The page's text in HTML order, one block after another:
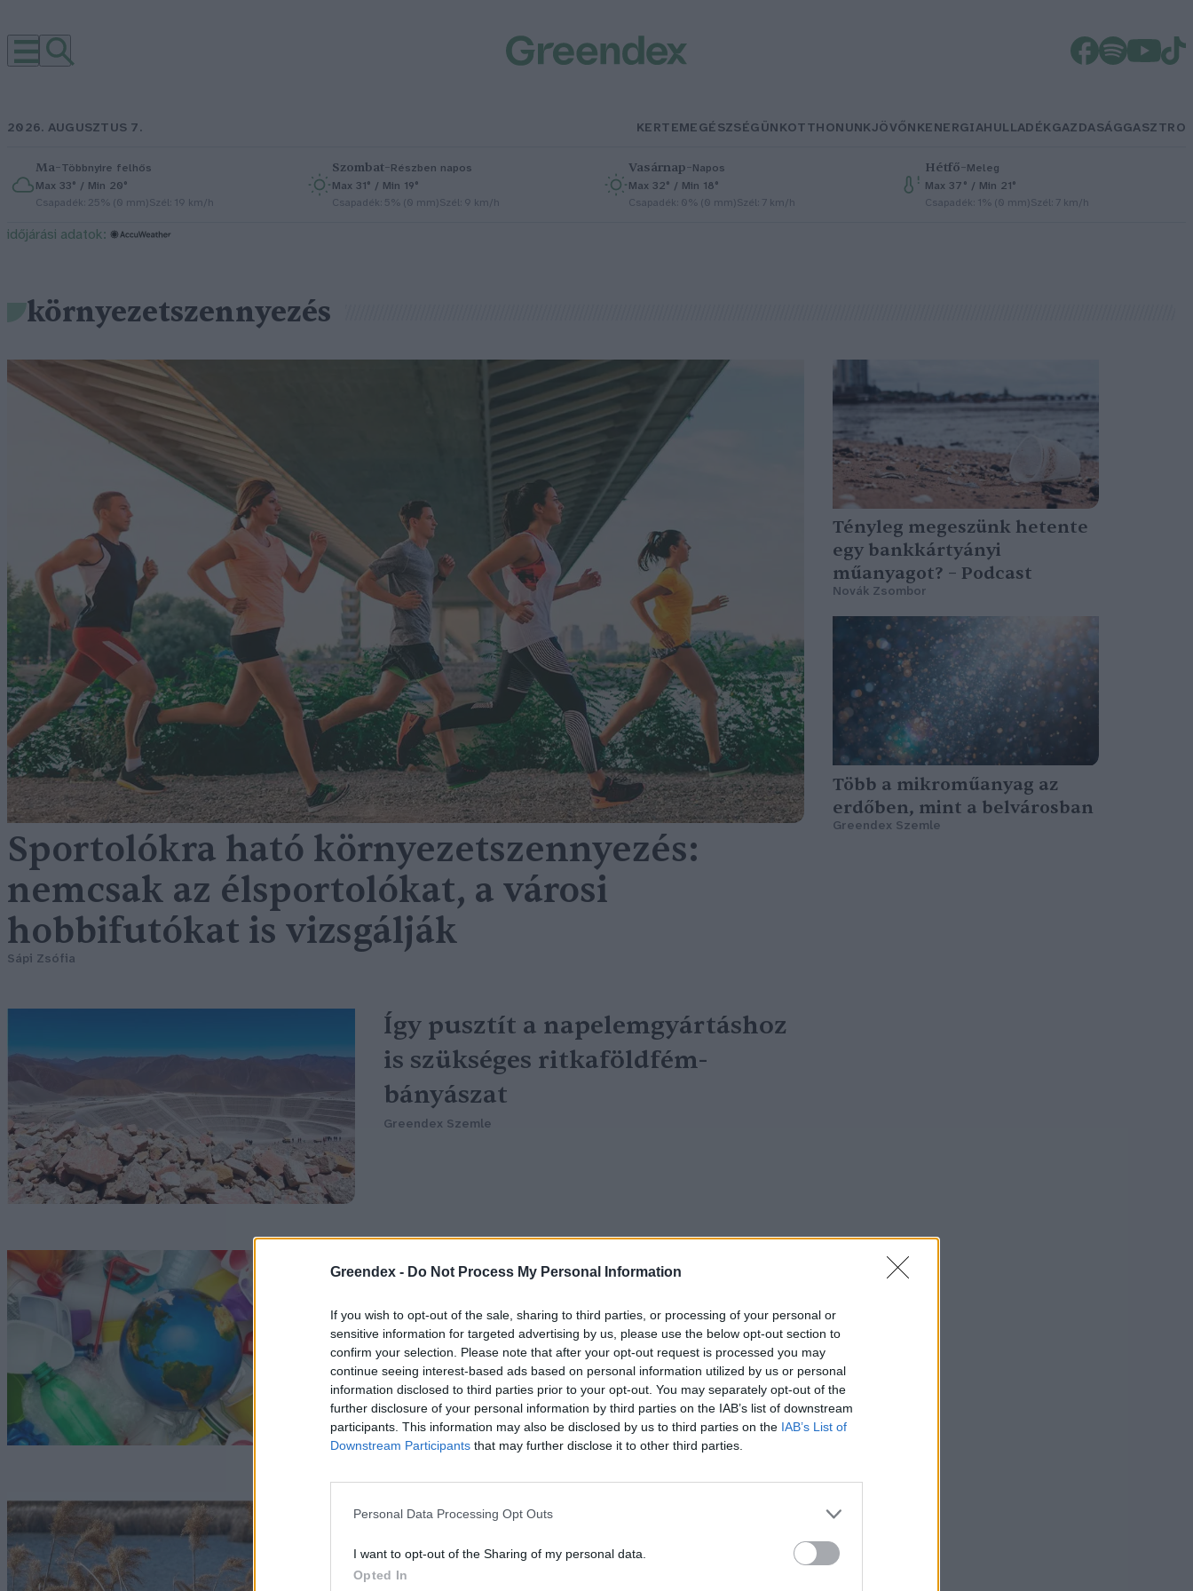
Greendex - Do Not Process My Personal Information
If you wish to opt-out of the sale, sharing to third parties, or processing of your personal or
sensitive information for targeted advertising by us, please use the below opt-out section to
confirm your selection. Please note that after your opt-out request is processed you may
continue seeing interest-based ads based on personal information utilized by us or personal
information disclosed to third parties prior to your opt-out. You may separately opt-out of the
further disclosure of your personal information by third parties on the IAB’s list of downstream
participants. This information may also be disclosed by us to third parties on the IAB’s List of
Downstream Participants that may further disclose it to other third parties.
Personal Data Processing Opt Outs
I want to opt-out of the Sharing of my personal data.
Opted In
2026. AUGUSZTUS 7. KERTEMEGÉSZSÉGÜNKOTTHONUNKJÖVŐNKENERGIAHULLADÉKGAZDASÁGGASZTRO
Ma–Többnyire felhős
Max 33° / Min 20°
Csapadék: 25% (0 mm)Szél: 19 km/h
Szombat–Részben napos
Max 31° / Min 19°
Csapadék: 5% (0 mm)Szél: 9 km/h
Vasárnap–Napos
Max 32° / Min 18°
Csapadék: 0% (0 mm)Szél: 7 km/h
Hétfő–Meleg
Max 37° / Min 21°
Csapadék: 1% (0 mm)Szél: 7 km/h
időjárási adatok:
környezetszennyezés
Sportolókra ható környezetszennyezés:
nemcsak az élsportolókat, a városi
hobbifutókat is vizsgálják
Sápi Zsófia
Tényleg megeszünk hetente
egy bankkártyányi
műanyagot? – Podcast
Novák Zsombor
Több a mikroműanyag az
erdőben, mint a belvárosban
Greendex Szemle
Így pusztít a napelemgyártáshoz
is szükséges ritkaföldfém-
bányászat
Greendex Szemle
Mi is az az ökorasszizmus?
Csúcsra jár a természetkárosítás –
Lepermetezték, majd kiirtották a
nádast Szigetszentmiklóson